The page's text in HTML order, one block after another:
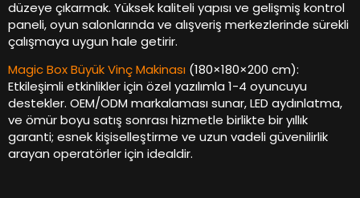
düzeye çıkarmak. Yüksek kaliteli yapısı ve gelişmiş kontrol
paneli, oyun salonlarında ve alışveriş merkezlerinde sürekli
çalışmaya uygun hale getirir.
Magic Box Büyük Vinç Makinası (180×180×200 cm):
Etkileşimli etkinlikler için özel yazılımla 1-4 oyuncuyu
destekler. OEM/ODM markalaması sunar, LED aydınlatma,
ve ömür boyu satış sonrası hizmetle birlikte bir yıllık
garanti; esnek kişiselleştirme ve uzun vadeli güvenilirlik
arayan operatörler için idealdir.